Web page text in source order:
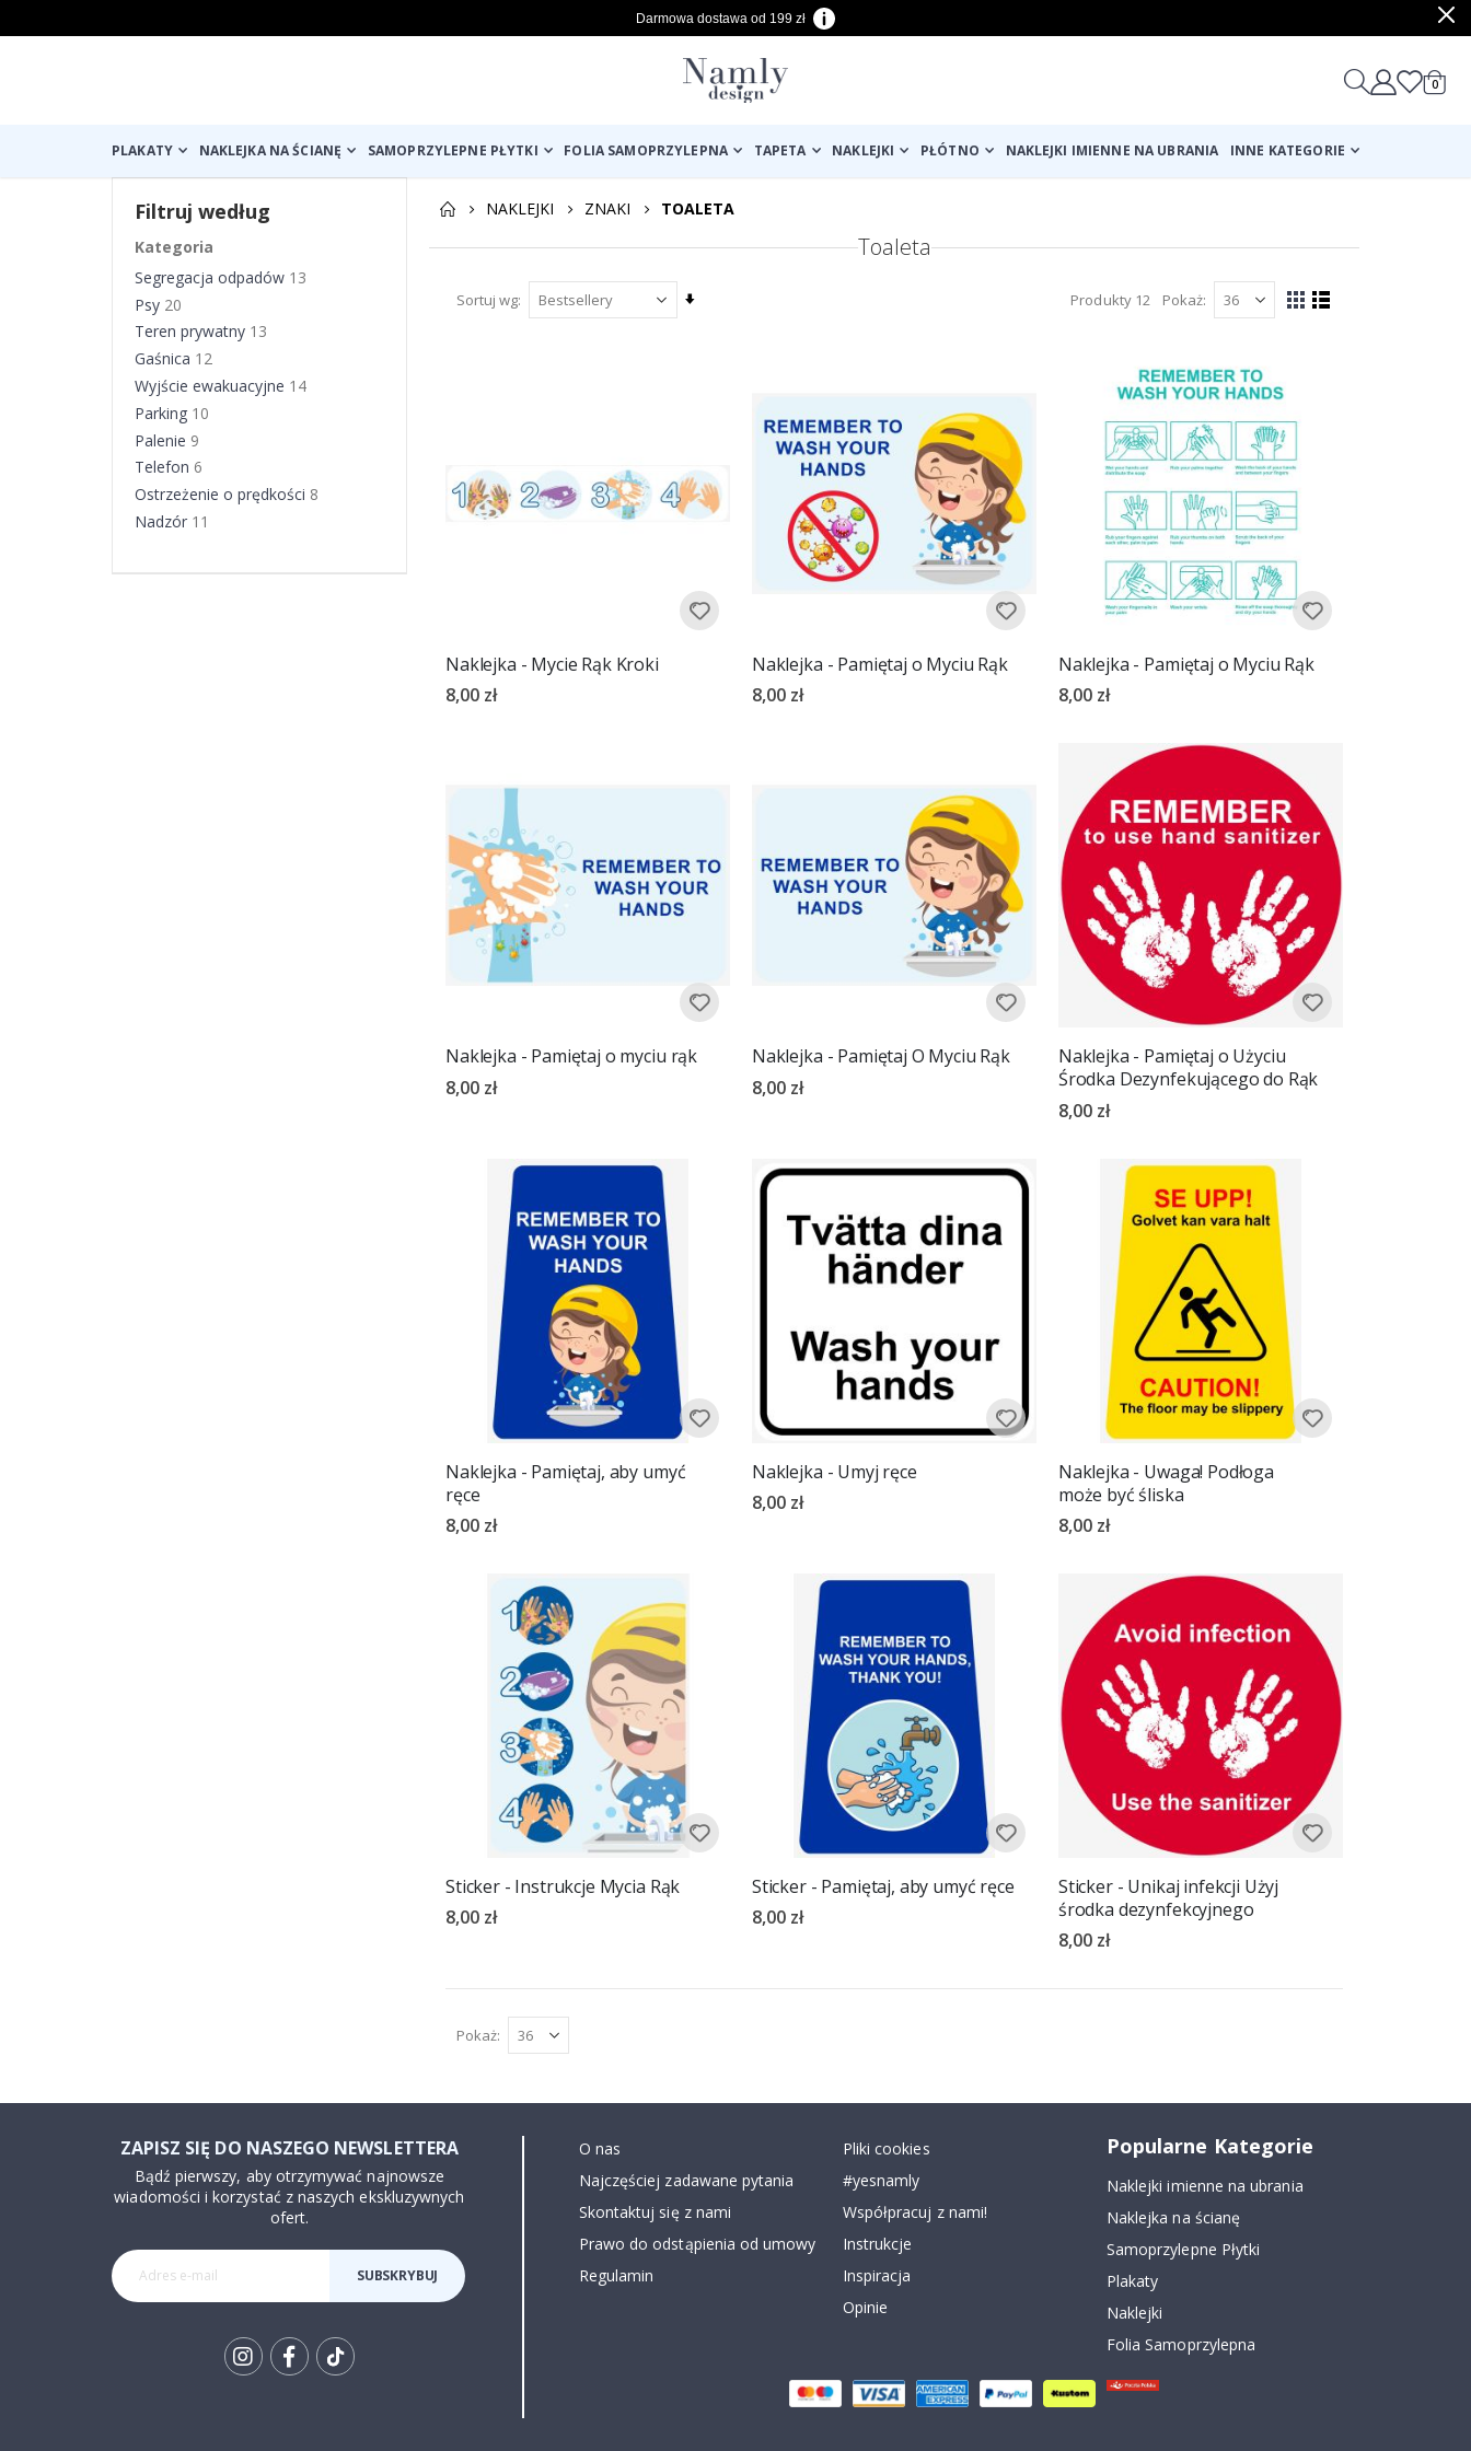
Darmowa dostawa od 199 zł
Cart
0
PLAKATY NAKLEJKA NA ŚCIANĘ SAMOPRZYLEPNE PŁYTKI FOLIA SAMOPRZYLEPNA TAPETA NAKLEJKI PŁÓTNO NAKLEJKI IMIENNE NA UBRANIA INNE KATEGORIE
NAKLEJKI ZNAKI TOALETA
Toaleta
Sortuj wg
Ustaw
Produkty 12 Pokaż
Zobacz
Siatka
Lista
Naklejka - Mycie Rąk Kroki
8,00 zł
Naklejka - Pamiętaj o Myciu Rąk
8,00 zł
Naklejka - Pamiętaj o Myciu Rąk
8,00 zł
Naklejka - Pamiętaj o myciu rąk
8,00 zł
Naklejka - Pamiętaj O Myciu Rąk
8,00 zł
Naklejka - Pamiętaj o Użyciu
Środka Dezynfekującego do Rąk
8,00 zł
Naklejka - Pamiętaj, aby umyć
ręce
8,00 zł
Naklejka - Umyj ręce
8,00 zł
Naklejka - Uwaga! Podłoga
może być śliska
8,00 zł
Sticker - Instrukcje Mycia Rąk
8,00 zł
Sticker - Pamiętaj, aby umyć ręce
8,00 zł
Sticker - Unikaj infekcji Użyj
środka dezynfekcyjnego
8,00 zł
Pokaż
Filtruj według
Kategoria
Segregacja odpadów 13
Psy 20
Teren prywatny 13
Gaśnica 12
Wyjście ewakuacyjne 14
Parking 10
Palenie 9
Telefon 6
Ostrzeżenie o prędkości 8
Nadzór 11
ZAPISZ SIĘ DO NASZEGO NEWSLETTERA
Bądź pierwszy, aby otrzymywać najnowsze
wiadomości i korzystać z naszych ekskluzywnych
ofert.
SUBSKRYBUJ
O nas
Najczęściej zadawane pytania
Skontaktuj się z nami
Prawo do odstąpienia od umowy
Regulamin
Pliki cookies
#yesnamly
Współpracuj z nami!
Instrukcje
Inspiracja
Opinie
Popularne Kategorie
Naklejki imienne na ubrania
Naklejka na ścianę
Samoprzylepne Płytki
Plakaty
Naklejki
Folia Samoprzylepna